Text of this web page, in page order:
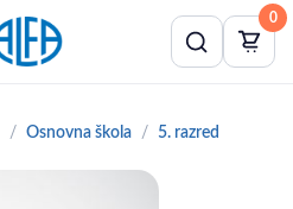
0
Osnovna škola 5. razred